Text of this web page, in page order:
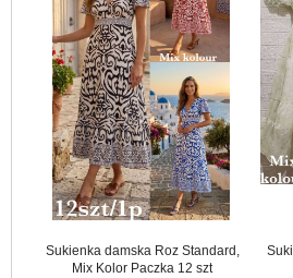
Sukienka damska Roz Standard,
Mix Kolor Paczka 12 szt